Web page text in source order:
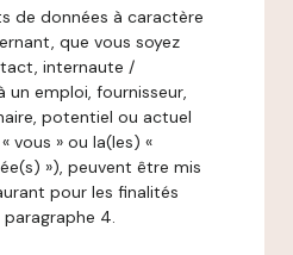
de données à caractère
que vous soyez
internaute /
emploi, fournisseur,
potentiel ou actuel
vous » ou la(les) «
»), peuvent être mis
pour les finalités
4.